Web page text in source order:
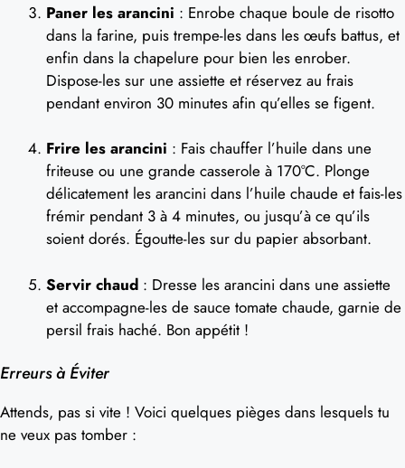
Paner les arancini : Enrobe chaque boule de risotto
dans la farine, puis trempe-les dans les œufs battus, et
enfin dans la chapelure pour bien les enrober.
Dispose-les sur une assiette et réservez au frais
pendant environ 30 minutes afin qu’elles se figent.
Frire les arancini : Fais chauffer l’huile dans une
friteuse ou une grande casserole à 170°C. Plonge
délicatement les arancini dans l’huile chaude et fais-les
frémir pendant 3 à 4 minutes, ou jusqu’à ce qu’ils
soient dorés. Égoutte-les sur du papier absorbant.
Servir chaud : Dresse les arancini dans une assiette
et accompagne-les de sauce tomate chaude, garnie de
persil frais haché. Bon appétit !
Erreurs à Éviter
Attends, pas si vite ! Voici quelques pièges dans lesquels tu
ne veux pas tomber :